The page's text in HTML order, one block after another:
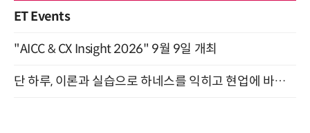
ET Events
"AICC & CX Insight 2026" 9월 9일 개최
단 하루, 이론과 실습으로 하네스를 익히고 현업에 바로 쓰는 핸즈온 워크숍 (8/20)